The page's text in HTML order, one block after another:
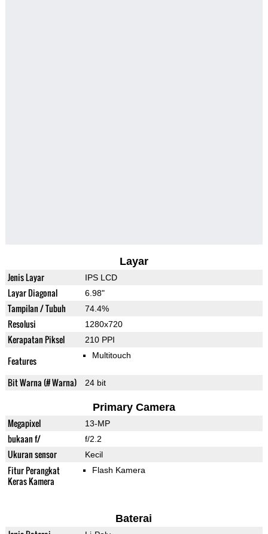
Layar
Jenis Layar IPS LCD
Layar Diagonal 6.98"
Tampilan / Tubuh 74.4%
Resolusi 1280x720
Kerapatan Piksel 210 PPI
Features Multitouch
Bit Warna (# Warna) 24 bit
Primary Camera
Megapixel 13-MP
bukaan f/ f/2.2
Ukuran sensor Kecil
Fitur Perangkat
Keras Kamera
Flash Kamera
Baterai